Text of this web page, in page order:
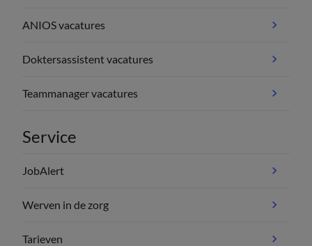
ANIOS vacatures
Doktersassistent vacatures
Teammanager vacatures
Service
JobAlert
Werven in de zorg
Tarieven